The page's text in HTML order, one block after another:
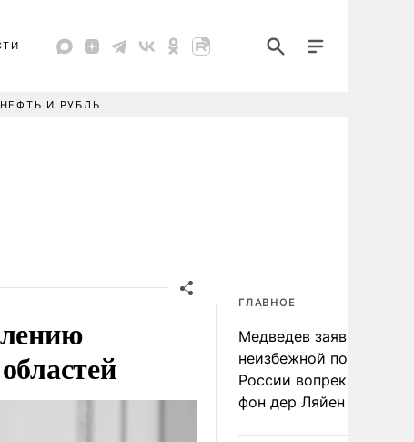
НЕФТЬ И РУБЛЬ
ГЛАВНОЕ
Медведев заявил о
неизбежной победе
России вопреки словам
фон дер Ляйен